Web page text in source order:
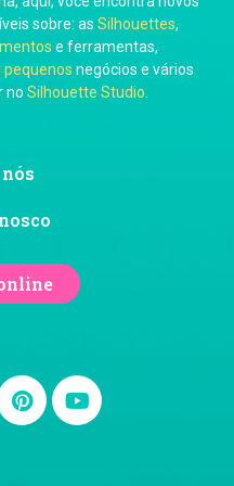
sobre: as Silhouettes,
e ferramentas,
negócios e vários
no Silhouette Studio